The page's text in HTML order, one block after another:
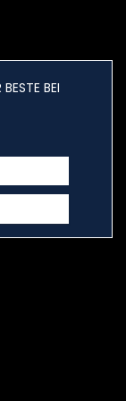
BEI